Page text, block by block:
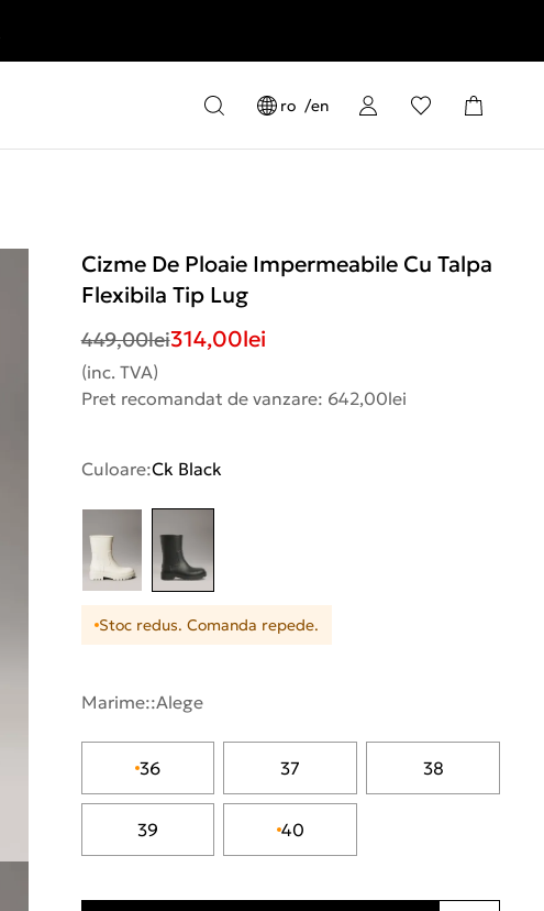
ro en
Cizme De Ploaie Impermeabile Cu Talpa
Flexibila Tip Lug
449,00lei314,00lei
(inc. TVA)
Pret recomandat de vanzare: 642,00lei
Culoare:Ck Black
Stoc redus. Comanda repede.
Marime::Alege
36 37 38
39 40